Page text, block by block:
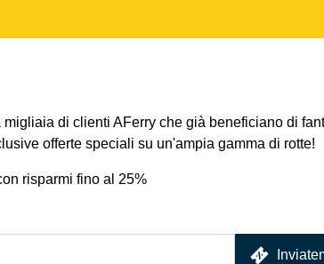
di clienti AFerry che già beneficiano di
offerte speciali su un'ampia gamma di rotte!
risparmi fino al 25%